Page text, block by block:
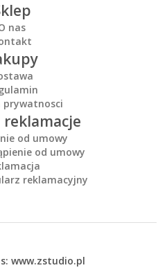
nas
prywatnosci
od umowy
od umowy
reklamacyjny
: www.zstudio.pl